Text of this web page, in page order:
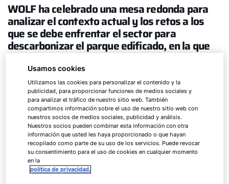
WOLF ha celebrado una mesa redonda para
analizar el contexto actual y los retos a los
que se debe enfrentar el sector para
descarbonizar el parque edificado, en la que
participaron miembros de la
Administración, asociaciones profesionales,
fabricantes, administradores de fincas y
otros agentes del sector.
La hibridación de sistemas de aerotermia
con calefacción central permite abordar la
transición energética de manera flexible
para los propietarios y con importantes
ahorros que se perciben desde el inicio.
Usamos cookies
Utilizamos las cookies para personalizar el contenido y la
publicidad, para proporcionar funciones de medios sociales y
para analizar el tráfico de nuestro sitio web. También
compartimos información sobre el uso de nuestro sitio web con
nuestros socios de medios sociales, publicidad y análisis.
Nuestros socios pueden combinar esta información con otra
información que usted les haya proporcionado o que hayan
recopilado como parte de su uso de los servicios. Puede revocar
su consentimiento para el uso de cookies en cualquier momento
en la
política de privacidad.